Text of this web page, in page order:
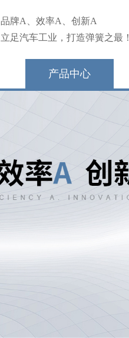
品牌A、效率A、创新A
立足汽车工业，打造弹簧之最！
产品中心